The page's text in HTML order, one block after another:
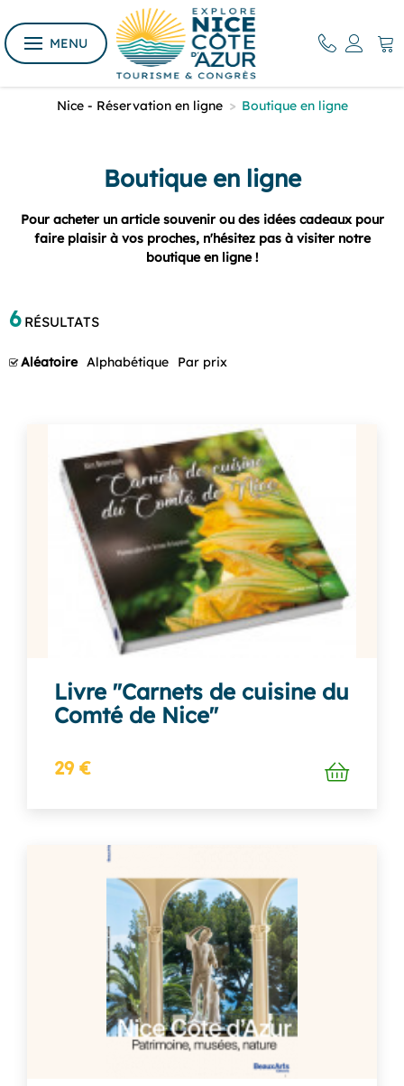
MENU
Nice - Réservation en ligne > Boutique en ligne
Boutique en ligne
Pour acheter un article souvenir ou des idées cadeaux pour
faire plaisir à vos proches, n'hésitez pas à visiter notre
boutique en ligne !
6RÉSULTATS
Aléatoire Alphabétique Par prix
Livre "Carnets de cuisine du
Comté de Nice"
29 €